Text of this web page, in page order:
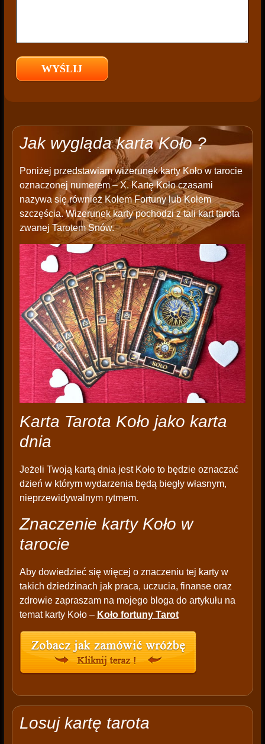
Jak wygląda karta Koło ?
Poniżej przedstawiam wizerunek karty Koło w tarocie
oznaczonej numerem – X. Kartę Koło czasami
nazywa się również Kołem Fortuny lub Kołem
szczęścia. Wizerunek karty pochodzi z tali kart tarota
zwanej Tarotem Snów.
Karta Tarota Koło jako karta
dnia
Jeżeli Twoją kartą dnia jest Koło to będzie oznaczać
dzień w którym wydarzenia będą biegły własnym,
nieprzewidywalnym rytmem.
Znaczenie karty Koło w
tarocie
Aby dowiedzieć się więcej o znaczeniu tej karty w
takich dziedzinach jak praca, uczucia, finanse oraz
zdrowie zapraszam na mojego bloga do artykułu na
temat karty Koło – Koło fortuny Tarot
Losuj kartę tarota